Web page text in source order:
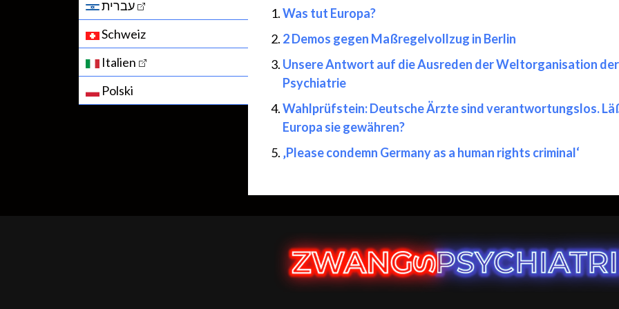
עברית
Schweiz
Italien
Polski
Was tut Europa?
2 Demos gegen Maßregelvollzug in Berlin
Unsere Antwort auf die Ausreden der Weltorganisation der
Psychiatrie
Wahlprüfstein: Deutsche Ärzte sind verantwortungslos.
Europa sie gewähren?
‚Please condemn Germany as a human rights criminal‘